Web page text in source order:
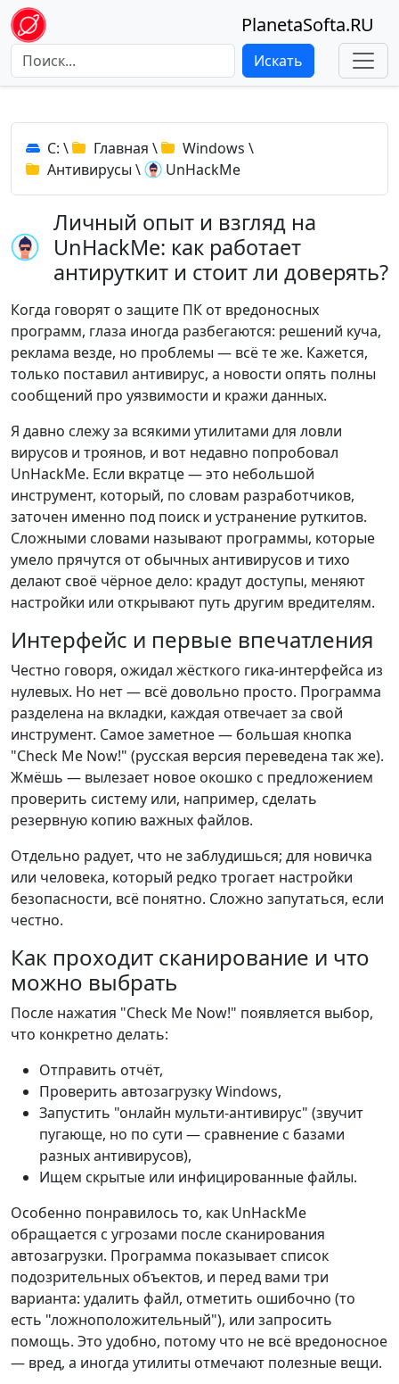
PlanetaSofta.RU
Искать
C: \ Главная \ Windows \
Антивирусы \ UnHackMe
Личный опыт и взгляд на
UnHackMe: как работает
антируткит и стоит ли доверять?
Когда говорят о защите ПК от вредоносных
программ, глаза иногда разбегаются: решений куча,
реклама везде, но проблемы — всё те же. Кажется,
только поставил антивирус, а новости опять полны
сообщений про уязвимости и кражи данных.
Я давно слежу за всякими утилитами для ловли
вирусов и троянов, и вот недавно попробовал
UnHackMe. Если вкратце — это небольшой
инструмент, который, по словам разработчиков,
заточен именно под поиск и устранение руткитов.
Сложными словами называют программы, которые
умело прячутся от обычных антивирусов и тихо
делают своё чёрное дело: крадут доступы, меняют
настройки или открывают путь другим вредителям.
Интерфейс и первые впечатления
Честно говоря, ожидал жёсткого гика-интерфейса из
нулевых. Но нет — всё довольно просто. Программа
разделена на вкладки, каждая отвечает за свой
инструмент. Самое заметное — большая кнопка
"Check Me Now!" (русская версия переведена так же).
Жмёшь — вылезает новое окошко с предложением
проверить систему или, например, сделать
резервную копию важных файлов.
Отдельно радует, что не заблудишься; для новичка
или человека, который редко трогает настройки
безопасности, всё понятно. Сложно запутаться, если
честно.
Как проходит сканирование и что
можно выбрать
После нажатия "Check Me Now!" появляется выбор,
что конкретно делать:
Отправить отчёт,
Проверить автозагрузку Windows,
Запустить "онлайн мульти-антивирус" (звучит
пугающе, но по сути — сравнение с базами
разных антивирусов),
Ищем скрытые или инфицированные файлы.
Особенно понравилось то, как UnHackMe
обращается с угрозами после сканирования
автозагрузки. Программа показывает список
подозрительных объектов, и перед вами три
варианта: удалить файл, отметить ошибочно (то
есть "ложноположительный"), или запросить
помощь. Это удобно, потому что не всё вредоносное
— вред, а иногда утилиты отмечают полезные вещи.